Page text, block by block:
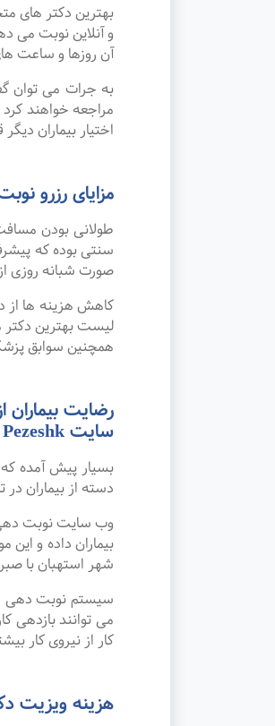
بهترین دکتر های
و آنلاین نوبت می
آن روزها و ساعت
مراجعه خواهند
اختیار بیماران دیگر
مزایای رزرو
طولانی بودن
صورت شبانه روزی
کاهش هزینه ها از
لیست بهترین دکتر
همچنین سوابق
رضایت
سایت Sina Pezeshk
بسیار پیش آمده
دسته از بیماران
وب سایت نوبت
بیماران داده و
شهر استهبان با
سیستم نوبت دهی
می توانند بازدهی
کار از نیروی کار
هزینه ویزیت